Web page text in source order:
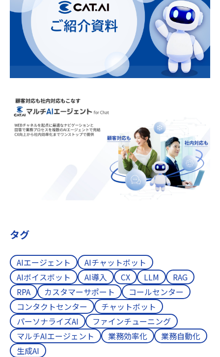
タグ
AIエージェント
AIチャットボット
AIボイスボット
AI導入 CX LLM
RAG
RPA
カスタマーサポート
コールセンター
コンタクトセンター
チャットボット
パーソナライズAI
ファインチューニング
マルチAIエージェント
業務効率化
業務自動化
生成AI